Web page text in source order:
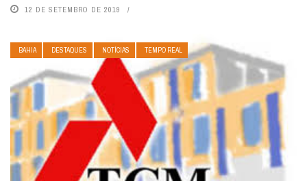
12 DE SETEMBRO DE 2019
BAHIA DESTAQUES NOTÍCIAS TEMPO REAL